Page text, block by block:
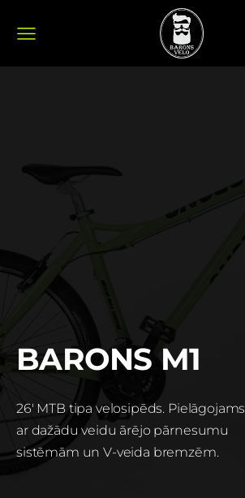
BARONS M1
26' MTB tipa velosipēds. Pielāgojams
ar dažādu veidu ārējo pārnesumu
sistēmām un V-veida bremzēm.